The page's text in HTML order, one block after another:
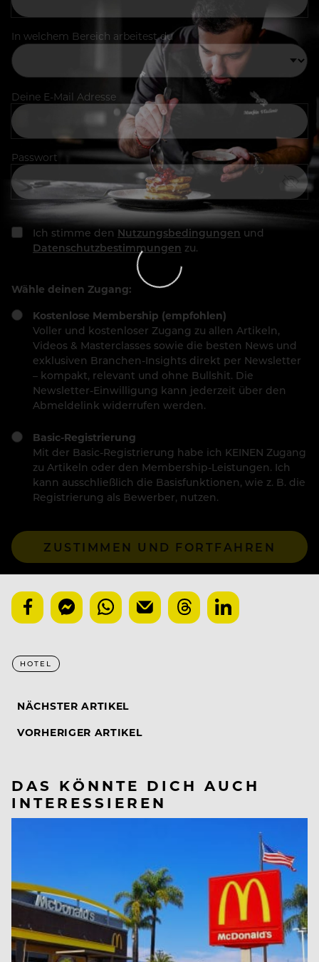
In welchem Bereich arbeitest du
Deine E-Mail Adresse
Passwort
Ich stimme den Nutzungsbedingungen und
Datenschutzbestimmungen zu.
Wähle deinen Zugang:
Kostenlose Membership (empfohlen)
Voller und kostenloser Zugang zu allen Artikeln,
Videos & Masterclasses sowie die besten News und
exklusiven Branchen-Insights direkt per Newsletter
– kompakt, relevant und ohne Bullshit. Die
Newsletter-Einwilligung kann jederzeit über den
Abmeldelink widerrufen werden.
Basic-Registrierung
Mit der Basic-Registrierung habe ich KEINEN Zugang
zu Artikeln oder den Membership-Leistungen. Ich
kann ausschließlich die Basisfunktionen, wie z. B. die
Registrierung als Bewerber, nutzen.
ZUSTIMMEN UND FORTFAHREN
HOTEL
NÄCHSTER ARTIKEL
VORHERIGER ARTIKEL
DAS KÖNNTE DICH AUCH
INTERESSIEREN